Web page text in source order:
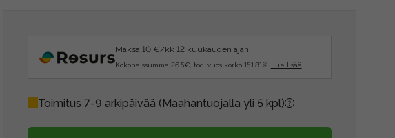
Maksa 10 €/kk 12 kuukauden ajan.
Kokonaissumma 26.5€, tod. vuosikorko 151.81%. Lue lisää
Toimitus 7-9 arkipäivää (Maahantuojalla yli 5 kpl)